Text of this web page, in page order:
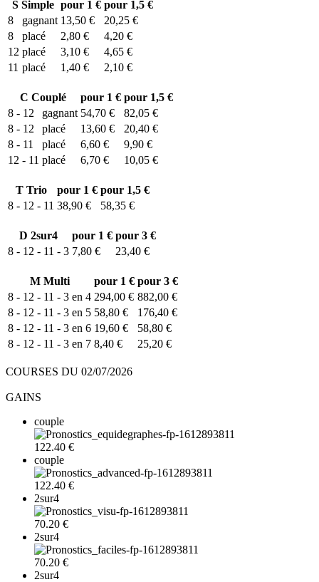
SSimple pour 1 € pour 1,5 €
8
gagnant 13,50 €
20,25 €
8
placé 2,80 €
4,20 €
12 placé 3,10 €
4,65 €
11 placé 1,40 € 2,10 €
C Couplé pour 1 € pour 1,5 €
8 - 12
gagnant 54,70 €
82,05 €
8 - 12
placé 13,60 €
20,40 €
8 - 11
placé 6,60 €
9,90 €
12 - 11 placé 6,70 € 10,05 €
TTrio pour 1 € pour 1,5 €
8 - 12 - 11 38,90 € 58,35 €
D 2sur4 pour 1 € pour 3 €
8 - 12 - 11 - 3 7,80 € 23,40 €
MMulti pour 1 € pour 3 €
8 - 12 - 11 - 3 en 4 294,00 € 882,00 €
8 - 12 - 11 - 3 en 5 58,80 €
176,40 €
8 - 12 - 11 - 3 en 6 19,60 €
58,80 €
8 - 12 - 11 - 3 en 7 8,40 € 25,20 €
COURSES DU 02/07/2026
GAINS
couple
122.40 €
couple
122.40 €
2sur4
70.20 €
2sur4
70.20 €
2sur4